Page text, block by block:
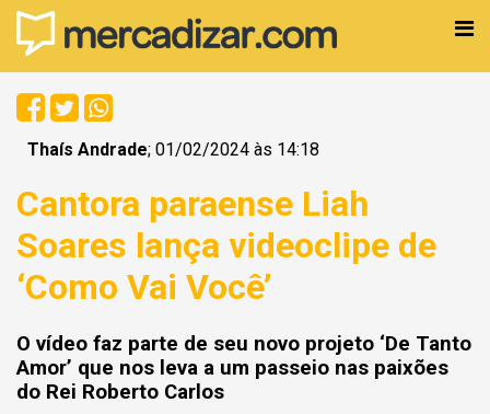
Thaís Andrade; 01/02/2024 às 14:18
Cantora paraense Liah
Soares lança videoclipe de
‘Como Vai Você’
O vídeo faz parte de seu novo projeto ‘De Tanto
Amor’ que nos leva a um passeio nas paixões
do Rei Roberto Carlos